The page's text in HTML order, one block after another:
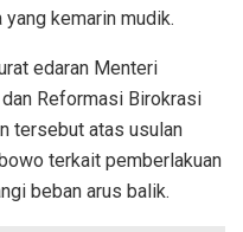
kemarin mudik.
edaran Menteri
Reformasi Birokrasi
tersebut atas usulan
terkait pemberlakuan
beban arus balik.